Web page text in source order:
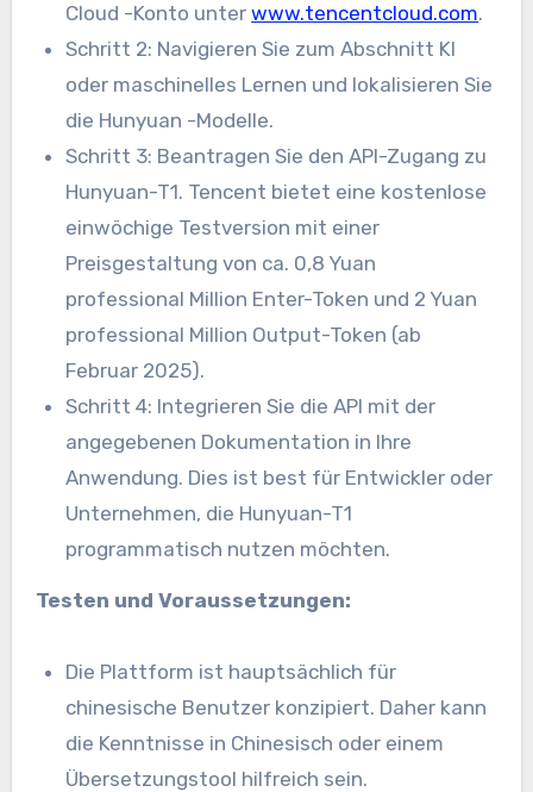
Cloud -Konto unterwww.tencentcloud.com.
Schritt 2: Navigieren Sie zum Abschnitt KI
oder maschinelles Lernen und lokalisieren Sie
die Hunyuan -Modelle.
Schritt 3: Beantragen Sie den API-Zugang zu
Hunyuan-T1. Tencent bietet eine kostenlose
einwöchige Testversion mit einer
Preisgestaltung von ca. 0,8 Yuan
professional Million Enter-Token und 2 Yuan
professional Million Output-Token (ab
Februar 2025).
Schritt 4: Integrieren Sie die API mit der
angegebenen Dokumentation in Ihre
Anwendung. Dies ist best für Entwickler oder
Unternehmen, die Hunyuan-T1
programmatisch nutzen möchten.
Testen und Voraussetzungen:
Die Plattform ist hauptsächlich für
chinesische Benutzer konzipiert. Daher kann
die Kenntnisse in Chinesisch oder einem
Übersetzungstool hilfreich sein.